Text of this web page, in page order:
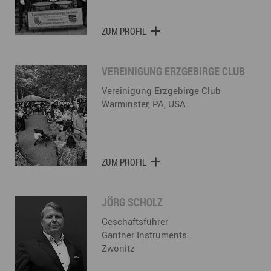
ZUM PROFIL
VEREINIGUNG ERZGEBIRGE CLUB
Vereinigung Erzgebirge Club
Warminster, PA, USA
ZUM PROFIL
JÖRG SCHOLZ
Geschäftsführer
Gantner Instruments…
Zwönitz